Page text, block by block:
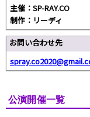
主催：SP-RAY.CO
制作：リーディ
お問い合わせ先
公演開催一覧